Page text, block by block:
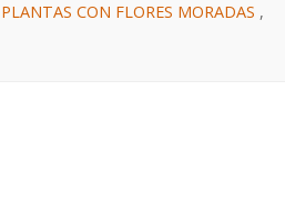
PLANTAS CON FLORES MORADAS ,